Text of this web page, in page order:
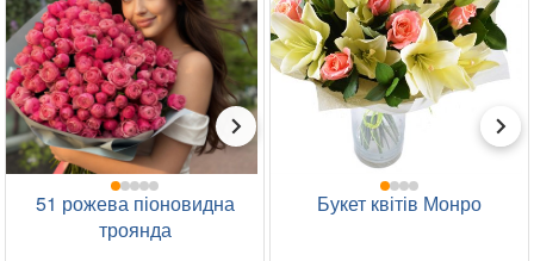
51 рожева піоновидна
троянда
Букет квітів Монро